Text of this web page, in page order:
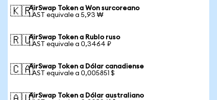
🇰🇷AirSwap Token a Won surcoreano
1 AST equivale a 5,93 ₩
🇷🇺AirSwap Token a Rublo ruso
1 AST equivale a 0,3464 ₽
🇨🇦AirSwap Token a Dólar canadiense
1 AST equivale a 0,005851 $
AirSwap Token a Dólar australiano